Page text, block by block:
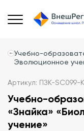
Учебно-
Эволюционное
Артикул: ПЗК-SC099-
Учебно-
«Знайка»
учение»